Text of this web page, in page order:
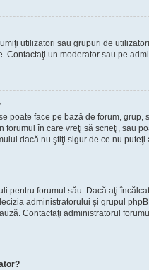
utilizatori sau grupuri de
Contactaţi un moderator sau pe
poate face pe bază de forum, grup,
forumul în care vreţi să scrieţi, sau
dacă nu ştiţi sigur de ce nu
pentru forumul său. Dacă aţi
administratorului şi grupul
Contactaţi administratorul